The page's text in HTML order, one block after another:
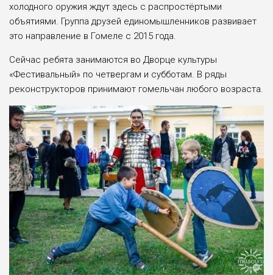
холодного оружия ждут здесь с рас­простёртыми
объятиями. Группа друзей единомышленников развивает
это направление в Гомеле с 2015 года.
Сейчас ребята занимаются во Дворце культуры
«Фестивальный» по четвергам и субботам. В ряды
реконструкторов принимают гомельчан любого возраста.